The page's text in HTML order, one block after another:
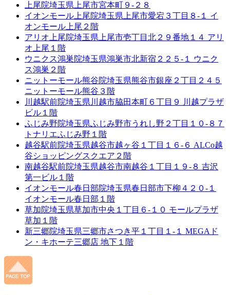
上尾院埼玉県上尾市宮本町９-２８
イオンモール上尾院埼玉県上尾市愛宕３丁目８-１ イ
オンモール上尾２階
アリオ上尾院埼玉県上尾市壱丁目北２９番地１４ アリ
オ上尾１階
ウニクス鴻巣院埼玉県鴻巣市北新宿２２５-１ ウニク
ス鴻巣２階
ニットーモール熊谷院埼玉県熊谷市銀座２丁目２４５
ニットーモール熊谷３階
川越駅前院埼玉県川越市脇田本町６丁目９ 川越プラザ
ビル１階
ふじみ野院埼玉県ふじみ野市うれし野２丁目１０-８７
トナリエふじみ野１階
越谷駅前院埼玉県越谷市越ヶ谷１丁目１６-６ ALCo越
谷ショッピングスクエア２階
南越谷駅前院埼玉県越谷市南越谷１丁目１９-８ 吉沢
第一ビル１階
イオンモール春日部院埼玉県春日部市下柳４２０-１
イオンモール春日部１階
草加院埼玉県草加市中央１丁目６-１０ モールプラザ
草加１階
新三郷院埼玉県三郷市さつき平１丁目１-１ MEGAド
ン・キホーテ三郷店 地下１階